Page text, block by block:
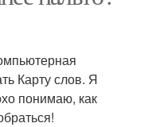
Карту слов. Я
понимаю, как